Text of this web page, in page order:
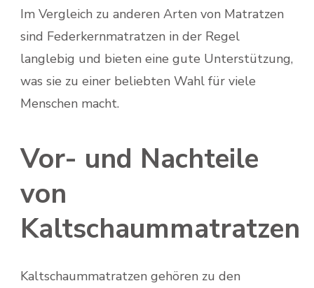
Im Vergleich zu anderen Arten von Matratzen
sind Federkernmatratzen in der Regel
langlebig und bieten eine gute Unterstützung,
was sie zu einer beliebten Wahl für viele
Menschen macht.
Vor- und Nachteile
von
Kaltschaummatratzen
Kaltschaummatratzen gehören zu den